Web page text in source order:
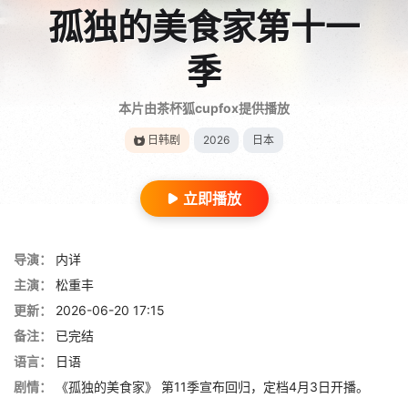
孤独的美食家第十一
季
本片由茶杯狐cupfox提供播放
日韩剧 2026 日本
立即播放
导演：
内详
主演：
松重丰
更新：
2026-06-20 17:15
备注：
已完结
语言：
日语
剧情：
《孤独的美食家》 第11季宣布回归，定档4月3日开播。